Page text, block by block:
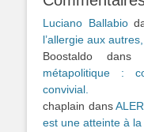
Luciano Ballabio
l’allergie aux
Boostaldo
métapolitique :
convivial.
chaplain dans
est une atteinte à